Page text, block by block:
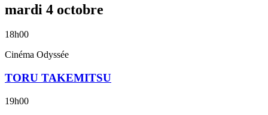
mardi 4 octobre
18h00
Cinéma Odyssée
TORU TAKEMITSU
19h00